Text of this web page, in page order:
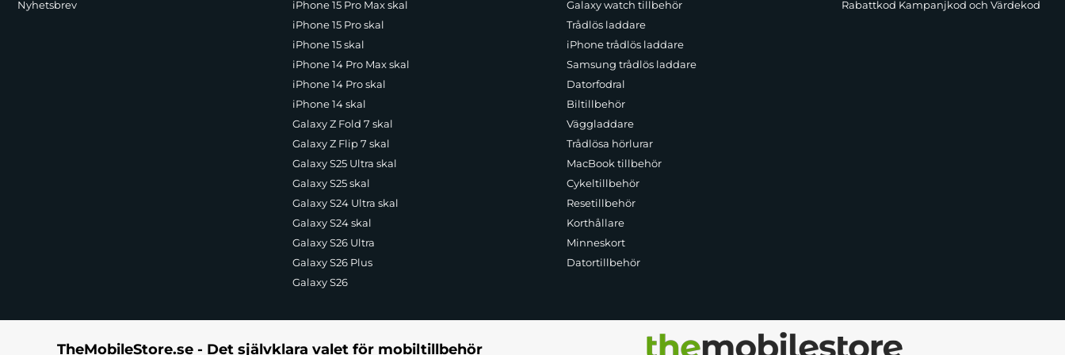
Nyhetsbrev
iPhone 15 Pro Max skal
iPhone 15 Pro skal
iPhone 15 skal
iPhone 14 Pro Max skal
iPhone 14 Pro skal
iPhone 14 skal
Galaxy Z Fold 7 skal
Galaxy Z Flip 7 skal
Galaxy S25 Ultra skal
Galaxy S25 skal
Galaxy S24 Ultra skal
Galaxy S24 skal
Galaxy S26 Ultra
Galaxy S26 Plus
Galaxy S26
Galaxy watch tillbehör
Trådlös laddare
iPhone trådlös laddare
Samsung trådlös laddare
Datorfodral
Biltillbehör
Väggladdare
Trådlösa hörlurar
MacBook tillbehör
Cykeltillbehör
Resetillbehör
Korthållare
Minneskort
Datortillbehör
Rabattkod Kampanjkod och Värdekod
TheMobileStore.se - Det självklara valet för mobiltillbehör